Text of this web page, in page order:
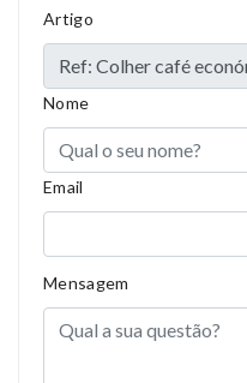
Artigo
Nome
Email
Mensagem